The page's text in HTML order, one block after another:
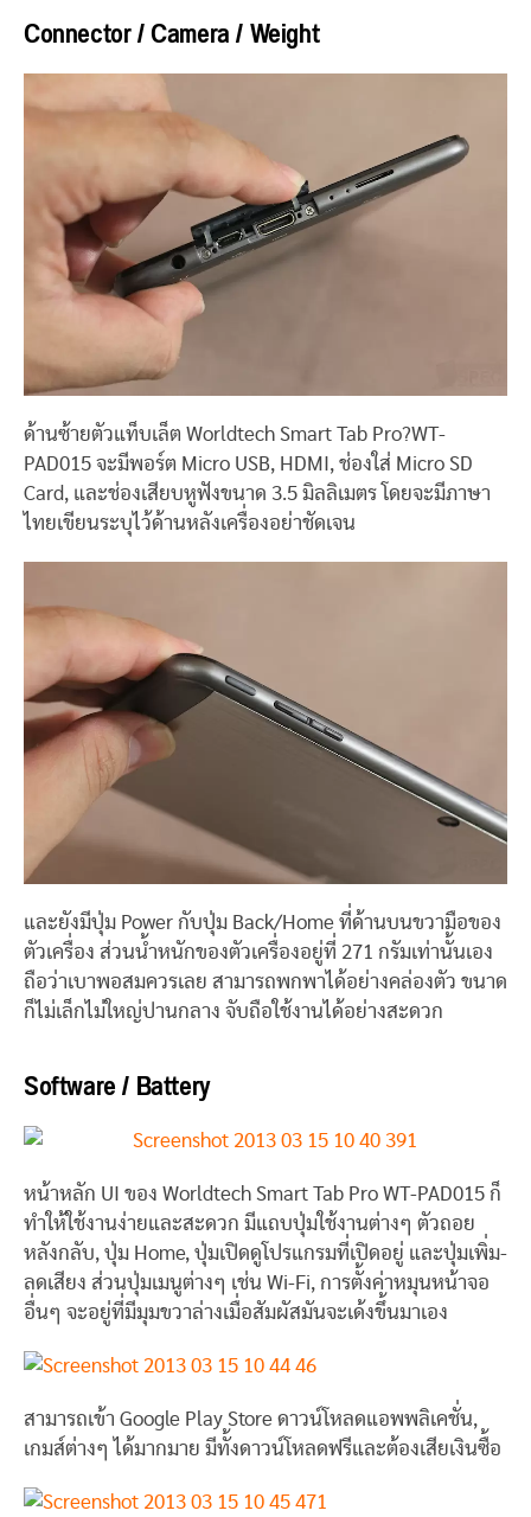
Connector / Camera / Weight
ด้านซ้ายตัวแท็บเล็ต Worldtech Smart Tab Pro?WT-
PAD015 จะมีพอร์ต Micro USB, HDMI, ช่องใส่ Micro SD
Card, และช่องเสียบหูฟังขนาด 3.5 มิลลิเมตร โดยจะมีภาษา
ไทยเขียนระบุไว้ด้านหลังเครื่องอย่าชัดเจน
และยังมีปุ่ม Power กับปุ่ม Back/Home ที่ด้านบนขวามือของ
ตัวเครื่อง ส่วนน้ำหนักของตัวเครื่องอยู่ที่ 271 กรัมเท่านั้นเอง
ถือว่าเบาพอสมควรเลย สามารถพกพาได้อย่างคล่องตัว ขนาด
ก็ไม่เล็กไม่ใหญ่ปานกลาง จับถือใช้งานได้อย่างสะดวก
Software / Battery
หน้าหลัก UI ของ Worldtech Smart Tab Pro WT-PAD015 ก็
ทำให้ใช้งานง่ายและสะดวก มีแถบปุ่มใช้งานต่างๆ ตัวถอย
หลังกลับ, ปุ่ม Home, ปุ่มเปิดดูโปรแกรมที่เปิดอยู่ และปุ่มเพิ่ม-
ลดเสียง ส่วนปุ่มเมนูต่างๆ เช่น Wi-Fi, การตั้งค่าหมุนหน้าจอ
อื่นๆ จะอยู่ที่มีมุมขวาล่างเมื่อสัมผัสมันจะเด้งขึ้นมาเอง
สามารถเข้า Google Play Store ดาวน์โหลดแอพพลิเคชั่น,
เกมส์ต่างๆ ได้มากมาย มีทั้งดาวน์โหลดฟรีและต้องเสียเงินซื้อ